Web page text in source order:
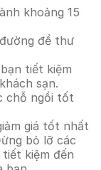
khoảng 15
để thư
tiết kiệm
sạn.
chỗ ngồi tốt
giá tốt nhất
bỏ lỡ các
kiệm đến